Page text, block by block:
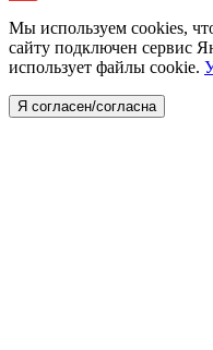
Мы используем cookies,
сайту подключен сервис
использует файлы cookie.
Я согласен/согласна